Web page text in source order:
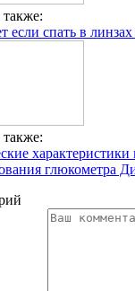
если спать в
характеристики
глюкометра